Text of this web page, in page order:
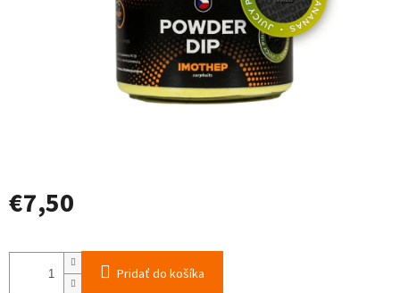
€7,50
cena:
Pridať do košíka